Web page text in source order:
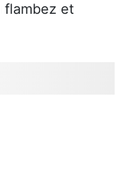
flambez et